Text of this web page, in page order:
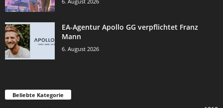
EA-Agentur Apollo GG verpflichtet Franz
Mann
6. August 2026
Beliebte Kategorie